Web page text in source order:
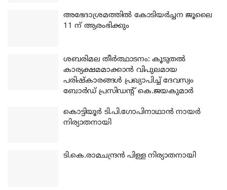
അഭേദാശ്രമത്തില്‍ കോടിയര്‍ച്ചന ജൂലൈ
11 ന് ആരംഭിക്കും
ശബരിമല തീര്‍ത്ഥാടനം: കൂടുതല്‍
കാര്യക്ഷമമാക്കാന്‍ വിപുലമായ
പരിഷ്‌കാരങ്ങള്‍ പ്രഖ്യാപിച്ച് ദേവസ്വം
ബോര്‍ഡ് പ്രസിഡന്റ് കെ.ജയകുമാര്‍
കൊട്ടിയൂര്‍ ടി.പി.ഗോപിനാഥാന്‍ നായര്‍
നിര്യാതനായി
ടി.കെ.രാമചന്ദ്രന്‍ പിള്ള നിര്യാതനായി